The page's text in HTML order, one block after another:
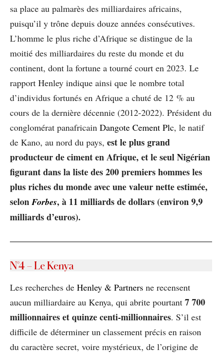
sa place au palmarès des milliardaires africains,
puisqu’il y trône depuis douze années consécutives.
L’homme le plus riche d’Afrique se distingue de la
moitié des milliardaires du reste du monde et du
continent, dont la fortune a tourné court en 2023. Le
rapport Henley indique ainsi que le nombre total
d’individus fortunés en Afrique a chuté de 12 % au
cours de la dernière décennie (2012-2022). Président du
conglomérat panafricain Dangote Cement Plc, le natif
de Kano, au nord du pays, est le plus grand
producteur de ciment en Afrique, et le seul Nigérian
figurant dans la liste des 200 premiers hommes les
plus riches du monde avec une valeur nette estimée,
selonForbes, à 11 milliards de dollars (environ 9,9
milliards d’euros).
N°4 – Le Kenya
Les recherches de Henley & Partners ne recensent
aucun milliardaire au Kenya, qui abrite pourtant 7 700
millionnaires et quinze centi-millionnaires. S’il est
difficile de déterminer un classement précis en raison
du caractère secret, voire mystérieux, de l’origine de